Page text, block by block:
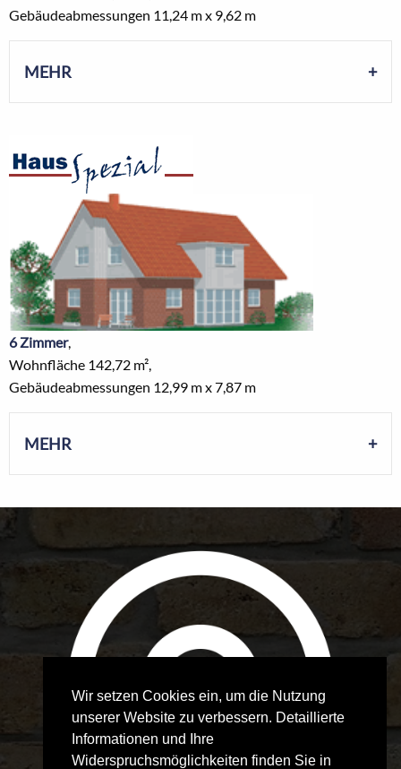
Wir setzen Cookies ein, um die Nutzung
unserer Website zu verbessern. Detaillierte
Informationen und Ihre
Widerspruchsmöglichkeiten finden Sie in
Gebäudeabmessungen 11,24 m x 9,62 m
MEHR
6 Zimmer,
Wohnfläche 142,72 m²,
Gebäudeabmessungen 12,99 m x 7,87 m
MEHR